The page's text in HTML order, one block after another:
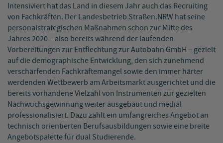
Intensiviert hat das Land in diesem Jahr auch das Recruiting
von Fachkräften. Der Landesbetrieb Straßen.NRW hat seine
personalstrategischen Maßnahmen schon zur Mitte des
Jahres 2020 – also bereits während der laufenden
Vorbereitungen zur Entflechtung zur Autobahn GmbH – gezielt
auf die demographische Entwicklung, den sich zunehmend
verschärfenden Fachkräftemangel sowie den immer härter
werdenden Wettbewerb am Arbeitsmarkt ausgerichtet und die
bereits vorhandene Vielzahl von Instrumenten zur gezielten
Nachwuchsgewinnung weiter ausgebaut und medial
professionalisiert. Dazu zählt ein umfangreiches Angebot an
technisch orientierten Berufsausbildungen sowie eine breite
Angebotspalette für dual Studierende.